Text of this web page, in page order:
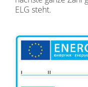
ELG steht.